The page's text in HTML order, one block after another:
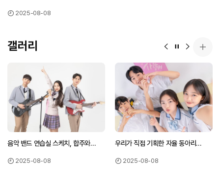
2025-08-08
갤러리 이전 슬라이드
슬라이드 정지
다음 슬라
음악 밴드 연습실 스케치, 합주와
2025-08-08
우리가 직접 기획한 자율 동아리
2025-08-08